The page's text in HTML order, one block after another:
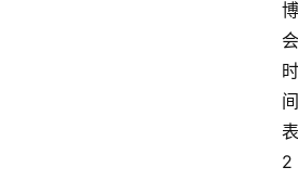
博
会
时
间
表
2